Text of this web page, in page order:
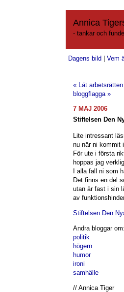
Annica
- tankar och
Dagens bild |Vem
« Låt
bloggflagga »
7 MAJ 2006
Stiftelsen Den
Lite intressant
nu när ni kommit
För ute i första
hoppas jag
I alla fall ni som
Det finns en del
utan är fast i sin
av
Stiftelsen Den
Andra bloggar om:
politik
högern
humor
ironi
samhälle
// Annica Tiger